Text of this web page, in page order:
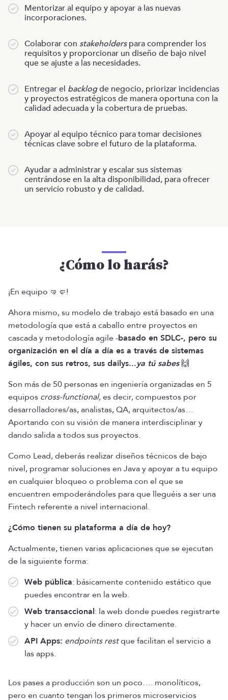
Mentorizar al equipo y apoyar a las nuevas
incorporaciones.
Colaborar con stakeholderspara comprender los
requisitos y proporcionar un diseño de bajo nivel
que se ajuste a las necesidades.
Entregar el backlogde negocio, priorizar incidencias
y proyectos estratégicos de manera oportuna con la
calidad adecuada y la cobertura de pruebas.
Apoyar al equipo técnico para tomar decisiones
técnicas clave sobre el futuro de la plataforma.
Ayudar a administrar y escalar sus sistemas
centrándose en la alta disponibilidad, para ofrecer
un servicio robusto y de calidad.
¿Cómo lo harás?
¡En equipo 🤜🤛!
Ahora mismo, su modelo de trabajo está basado en una
metodología que está a caballo entre proyectos en
cascada y metodología agile -basado en SDLC-, pero su
organización en el día a día es a través de sistemas
ágiles, con sus retros, sus dailys...ya tú sabes🙌
Son más de 50 personas en ingeniería organizadas en 5
equipos cross-functional,es decir, compuestos por
desarrolladores/as, analistas, QA, arquitectos/as…
Aportando con su visión de manera interdisciplinar y
dando salida a todos sus proyectos.
Como Lead, deberás realizar diseños técnicos de bajo
nivel, programar soluciones en Java y apoyar a tu equipo
en cualquier bloqueo o problema con el que se
encuentren empoderándoles para que lleguéis a ser una
Fintech referente a nivel internacional.
¿Cómo tienen su plataforma a día de hoy?
Actualmente, tienen varias aplicaciones que se ejecutan
de la siguiente forma:
Web pública: básicamente contenido estático que
puedes encontrar en la web.
Web transaccional: la web donde puedes registrarte
y hacer un envío de dinero directamente.
API Apps: endpoints restque facilitan el servicio a
las apps.
Los pases a producción son un poco…. monolíticos,
pero en cuanto tengan los primeros microservicios